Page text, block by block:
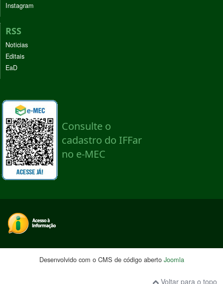
Instagram
RSS
Noticias
Editais
EaD
Desenvolvido com o CMS de código aberto Joomla
Voltar para o topo